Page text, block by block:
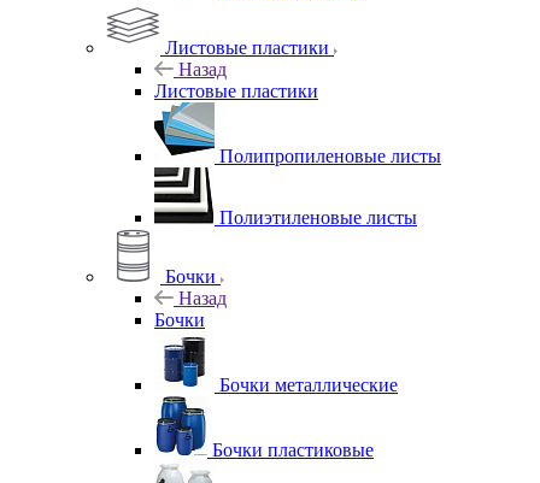
Листовые пластики
Назад
Листовые пластики
Полипропиленовые листы
Полиэтиленовые листы
Бочки
Назад
Бочки
Бочки металлические
Бочки пластиковые